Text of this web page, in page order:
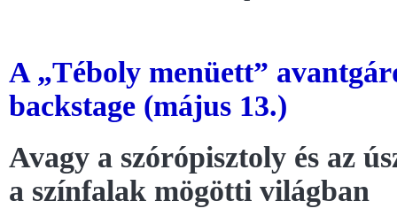
A „Téboly menüett”
backstage (május 13.)
Avagy a szórópisztoly és az
a színfalak mögötti világban